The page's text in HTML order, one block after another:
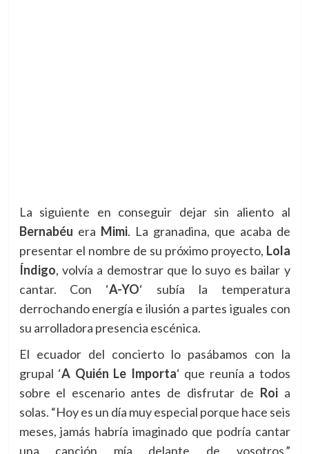
La siguiente en conseguir dejar sin aliento al
Bernabéu era Mimi. La granadina, que acaba de
presentar el nombre de su próximo proyecto, Lola
Índigo, volvía a demostrar que lo suyo es bailar y
cantar. Con ‘A-YO‘ subía la temperatura
derrochando energía e ilusión a partes iguales con
su arrolladora presencia escénica.
El ecuador del concierto lo pasábamos con la
grupal ‘A Quién Le Importa‘ que reunía a todos
sobre el escenario antes de disfrutar de Roia
solas. “Hoy es un día muy especial porque hace seis
meses, jamás habría imaginado que podría cantar
una canción mía delante de vosotros.”